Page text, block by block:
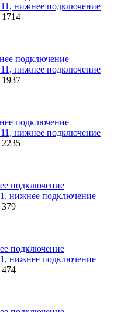
нижнее подключение
1714
нижнее подключение
1937
нижнее подключение
2235
нижнее подключение
379
нижнее подключение
474